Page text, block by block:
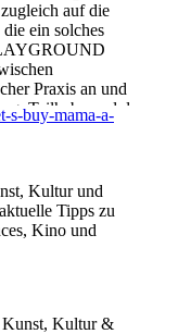
auf die
ein solches
Praxis an und
Teilhabe und dem
Wissen zählt
sind
gemeinsam zu
wirken. Im
Haltungen in
s-buy-mama-a-
Kultur und
Tipps zu
Kino und
Kunst, Kultur &